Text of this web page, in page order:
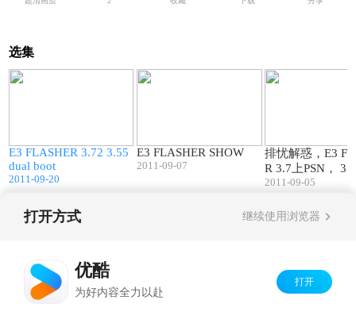
选集
E3 FLASHER 3.72 3.55
dual boot
2011-09-20
E3 FLASHER SHOW
2011-09-07
排忧解惑，E3
R 3.7上PSN，
DD
2011-09-05
打开方式 继续使用浏览器
优酷
为好内容全力以赴
打开